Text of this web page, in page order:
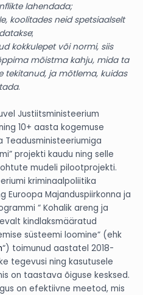
lahendada;
koolitades neid spetsiaalselt
;
kokkulepet või normi, siis
mõistma kahju, mida ta
tekitanud, ja mõtlema, kuidas
.
Justiitsministeerium
10+ aasta kogemuse
Teadusministeeriumiga
projekti kaudu ning selle
mudeli pilootprojekti.
kriminaalpoliitika
Euroopa Majanduspiirkonna ja
“ Kohalik areng ja
kindlaksmääratud
süsteemi loomine“ (ehk
“) toimunud aastatel 2018-
tegevusi ning kasutusele
on taastava õiguse kesksed.
on efektiivne meetod, mis